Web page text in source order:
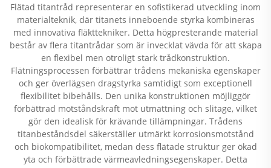
Flätad titantråd representerar en sofistikerad utveckling inom
materialteknik, där titanets inneboende styrka kombineras
med innovativa fläkttekniker. Detta högpresterande material
består av flera titantrådar som är invecklat vävda för att skapa
en flexibel men otroligt stark trådkonstruktion.
Flätningsprocessen förbättrar trådens mekaniska egenskaper
och ger överlägsen dragstyrka samtidigt som exceptionell
flexibilitet bibehålls. Den unika konstruktionen möjliggör
förbättrad motståndskraft mot utmattning och slitage, vilket
gör den idealisk för krävande tillämpningar. Trådens
titanbeståndsdel säkerställer utmärkt korrosionsmotstånd
och biokompatibilitet, medan dess flätade struktur ger ökad
yta och förbättrade värmeavledningsegenskaper. Detta